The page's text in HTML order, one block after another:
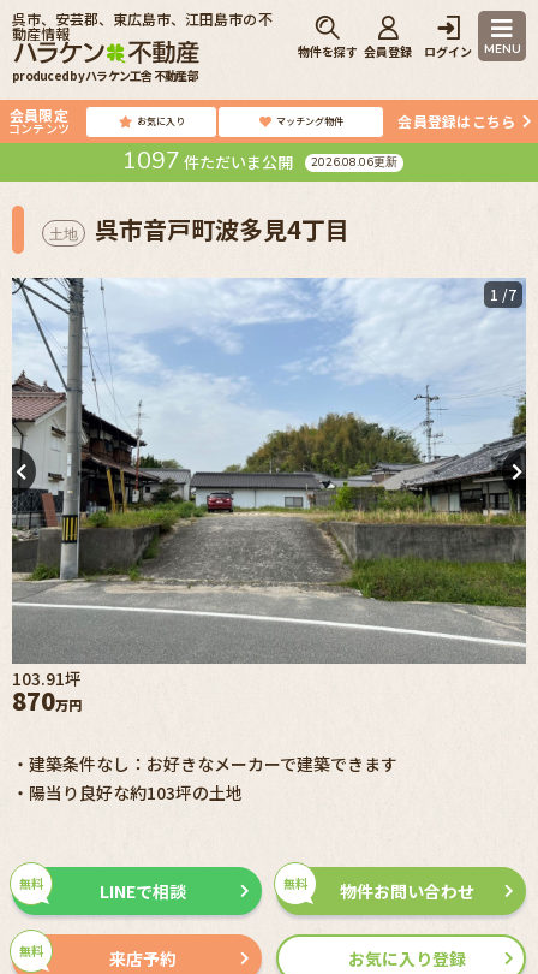
produced by ハラケン工舎 不動産部
呉市、安芸郡、東広島市、江田島市の不
動産情報
物件を探す 会員登録 ログイン MENU
会員限定
コンテンツ お気に入り マッチング物件 会員登録はこちら
1097 件ただいま公開 2026.08.06更新
土地 呉市音戸町波多見4丁目
1 /7
103.91坪
870万円
・建築条件なし：お好きなメーカーで建築できます
・陽当り良好な約103坪の土地
無料 物件お問い合わせ
無料 LINEで相談
無料 来店予約 お気に入り登録